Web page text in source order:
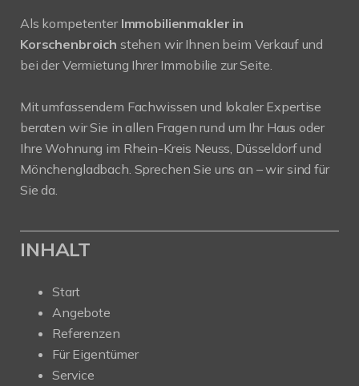
Als kompetenter Immobilienmakler in
Korschenbroich stehen wir Ihnen beim Verkauf und
bei der Vermietung Ihrer Immobilie zur Seite.
Mit umfassendem Fachwissen und lokaler Expertise
beraten wir Sie in allen Fragen rund um Ihr Haus oder
Ihre Wohnung im Rhein-Kreis Neuss, Düsseldorf und
Mönchengladbach. Sprechen Sie uns an – wir sind für
Sie da.
INHALT
Start
Angebote
Referenzen
Für Eigentümer
Service